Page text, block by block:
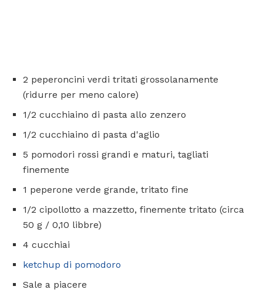
2 peperoncini verdi tritati grossolanamente
(ridurre per meno calore)
1/2 cucchiaino di pasta allo zenzero
1/2 cucchiaino di pasta d'aglio
5 pomodori rossi grandi e maturi, tagliati
finemente
1 peperone verde grande, tritato fine
1/2 cipollotto a mazzetto, finemente tritato (circa
50 g / 0,10 libbre)
4 cucchiai
ketchup di pomodoro
Sale a piacere